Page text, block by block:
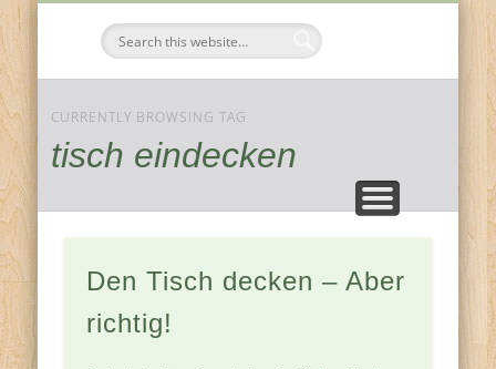
Tischdeko-
CURRENTLY BROWSING TAG
tisch eindecken
Den Tisch decken – Aber
richtig!